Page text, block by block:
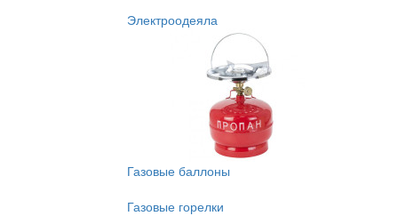
Электроодеяла
Газовые баллоны
Газовые горелки